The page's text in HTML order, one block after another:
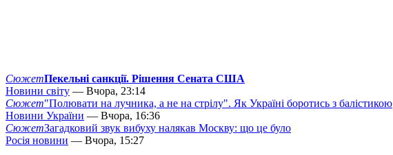
СюжетПекельні санкції. Рішення Сената США
Новини світу — Вчора, 23:14
Сюжет"Полювати на лучника, а не на стрілу". Як Україні боротись з балістикою
Новини України — Вчора, 16:36
СюжетЗагадковий звук вибуху налякав Москву: що це було
Росія новини — Вчора, 15:27